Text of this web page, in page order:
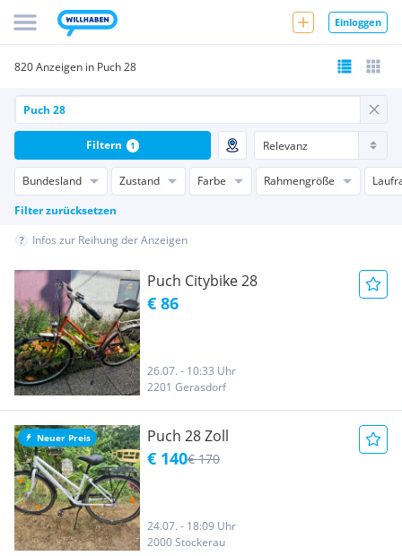
Einloggen
820 Anzeigen in Puch 28
Bundesland Zustand Farbe Rahmengröße
Filter zurücksetzen
Filtern 1
Infos zur Reihung der Anzeigen
Puch Citybike 28
€ 86
26.07. - 10:33 Uhr
2201 Gerasdorf
Neuer Preis Puch 28 Zoll
€ 140€ 170
24.07. - 18:09 Uhr
2000 Stockerau